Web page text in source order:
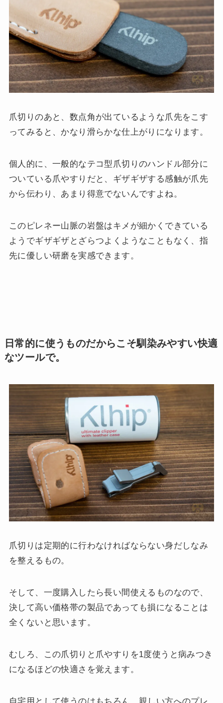
爪切りのあと、数点角が出ているような爪先をこす
ってみると、かなり滑らかな仕上がりになります。
個人的に、一般的なテコ型爪切りのハンドル部分に
ついている爪やすりだと、ギザギザする感触が爪先
から伝わり、あまり得意でないんですよね。
このピレネー山脈の岩盤はキメが細かくできている
ようでギザギザとざらつよくようなこともなく、指
先に優しい研磨を実感できます。
日常的に使うものだからこそ馴染みやすい快適
なツールで。
爪切りは定期的に行わなければならない身だしなみ
を整えるもの。
そして、一度購入したら長い間使えるものなので、
決して高い価格帯の製品であっても損になることは
全くないと思います。
むしろ、この爪切りと爪やすりを1度使うと病みつき
になるほどの快適さを覚えます。